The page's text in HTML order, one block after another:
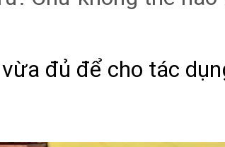
đủ để cho tác